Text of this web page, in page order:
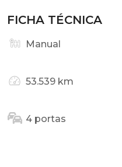
FICHA TÉCNICA
Manual
53.539 km
4 portas